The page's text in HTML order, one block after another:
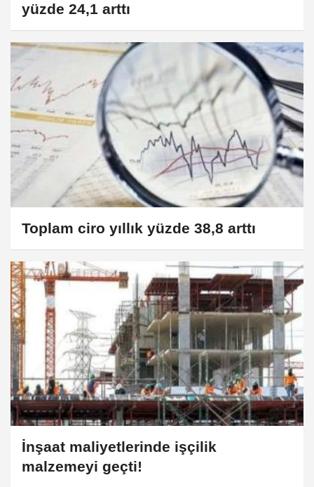
yüzde 24,1 arttı
Toplam ciro yıllık yüzde 38,8 arttı
İnşaat maliyetlerinde işçilik
malzemeyi geçti!